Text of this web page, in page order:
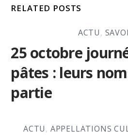
RELATED POSTS
ACTU,
25 octobre
pâtes : leurs
partie
ACTU, APPELLATIONS